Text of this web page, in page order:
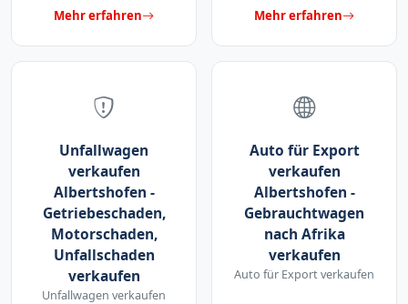
Mehr erfahren
Mehr erfahren
Unfallwagen
verkaufen
Albertshofen -
Getriebeschaden,
Motorschaden,
Unfallschaden
verkaufen
Unfallwagen verkaufen
Auto für Export
verkaufen
Albertshofen -
Gebrauchtwagen
nach Afrika
verkaufen
Auto für Export verkaufen